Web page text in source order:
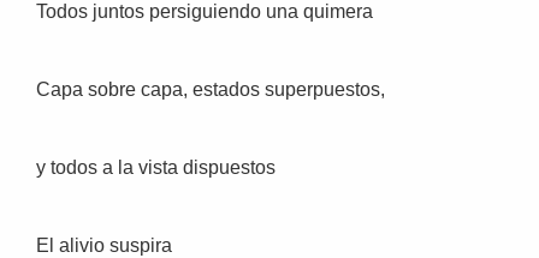
Todos juntos persiguiendo una quimera
Capa sobre capa, estados superpuestos,
y todos a la vista dispuestos
El alivio suspira